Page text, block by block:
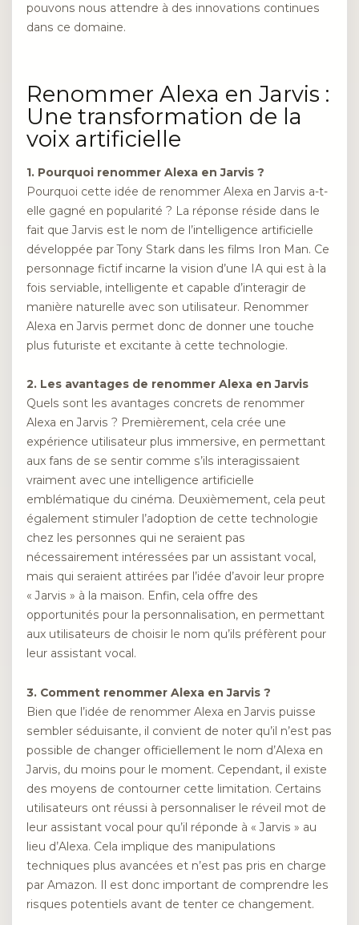
pouvons nous attendre à des innovations continues
dans ce domaine.
Renommer Alexa en Jarvis :
Une transformation de la
voix artificielle
1. Pourquoi renommer Alexa en Jarvis ?
Pourquoi cette idée de renommer Alexa en Jarvis a-t-
elle gagné en popularité ? La réponse réside dans le
fait que Jarvis est le nom de l’intelligence artificielle
développée par Tony Stark dans les films Iron Man. Ce
personnage fictif incarne la vision d’une IA qui est à la
fois serviable, intelligente et capable d’interagir de
manière naturelle avec son utilisateur. Renommer
Alexa en Jarvis permet donc de donner une touche
plus futuriste et excitante à cette technologie.
2. Les avantages de renommer Alexa en Jarvis
Quels sont les avantages concrets de renommer
Alexa en Jarvis ? Premièrement, cela crée une
expérience utilisateur plus immersive, en permettant
aux fans de se sentir comme s’ils interagissaient
vraiment avec une intelligence artificielle
emblématique du cinéma. Deuxièmement, cela peut
également stimuler l’adoption de cette technologie
chez les personnes qui ne seraient pas
nécessairement intéressées par un assistant vocal,
mais qui seraient attirées par l’idée d’avoir leur propre
« Jarvis » à la maison. Enfin, cela offre des
opportunités pour la personnalisation, en permettant
aux utilisateurs de choisir le nom qu’ils préfèrent pour
leur assistant vocal.
3. Comment renommer Alexa en Jarvis ?
Bien que l’idée de renommer Alexa en Jarvis puisse
sembler séduisante, il convient de noter qu’il n’est pas
possible de changer officiellement le nom d’Alexa en
Jarvis, du moins pour le moment. Cependant, il existe
des moyens de contourner cette limitation. Certains
utilisateurs ont réussi à personnaliser le réveil mot de
leur assistant vocal pour qu’il réponde à « Jarvis » au
lieu d’Alexa. Cela implique des manipulations
techniques plus avancées et n’est pas pris en charge
par Amazon. Il est donc important de comprendre les
risques potentiels avant de tenter ce changement.